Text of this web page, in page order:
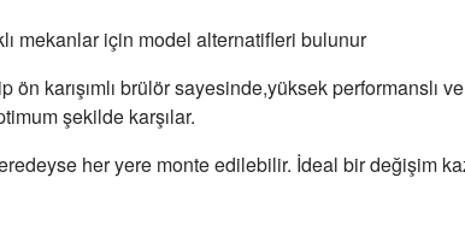
mekanlar için model alternatifleri bulunur
karışımlı brülör sayesinde,yüksek performanslı
şekilde karşılar.
her yere monte edilebilir. İdeal bir değişim